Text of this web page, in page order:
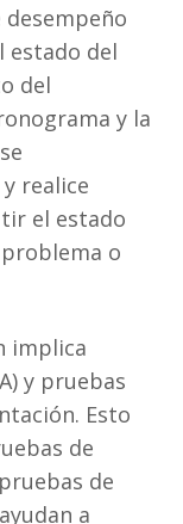
desempeño
estado del
del
y la
realice
el estado
o
implica
y pruebas
Esto
de
de
a